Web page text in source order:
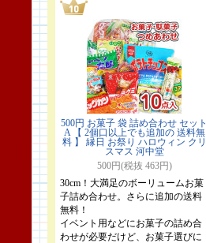
500円 お菓子 袋 詰め合わせ セット
A 【 2個口以上でも追加の 送料無
料 】 縁日 お祭り ハロウィン クリ
スマス 河中堂
500円(税抜 463円)
30cm！大満足のボーリュームお菓
子詰め合わせ。さらに追加の送料
無料！
イベント用などにお菓子の詰め合
わせが必要だけど、お菓子選びに